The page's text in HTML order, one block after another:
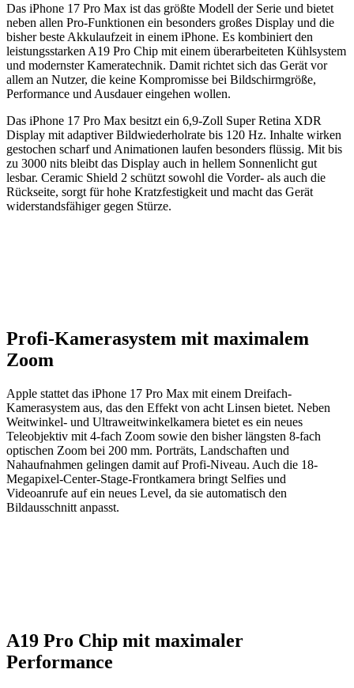
Das iPhone 17 Pro Max ist das größte Modell der Serie und bietet
neben allen Pro-Funktionen ein besonders großes Display und die
bisher beste Akkulaufzeit in einem iPhone. Es kombiniert den
leistungsstarken A19 Pro Chip mit einem überarbeiteten Kühlsystem
und modernster Kameratechnik. Damit richtet sich das Gerät vor
allem an Nutzer, die keine Kompromisse bei Bildschirmgröße,
Performance und Ausdauer eingehen wollen.
Das iPhone 17 Pro Max besitzt ein 6,9-Zoll Super Retina XDR
Display mit adaptiver Bildwiederholrate bis 120 Hz. Inhalte wirken
gestochen scharf und Animationen laufen besonders flüssig. Mit bis
zu 3000 nits bleibt das Display auch in hellem Sonnenlicht gut
lesbar. Ceramic Shield 2 schützt sowohl die Vorder- als auch die
Rückseite, sorgt für hohe Kratzfestigkeit und macht das Gerät
widerstandsfähiger gegen Stürze.
Profi-Kamerasystem mit maximalem
Zoom
Apple stattet das iPhone 17 Pro Max mit einem Dreifach-
Kamerasystem aus, das den Effekt von acht Linsen bietet. Neben
Weitwinkel- und Ultraweitwinkelkamera bietet es ein neues
Teleobjektiv mit 4-fach Zoom sowie den bisher längsten 8-fach
optischen Zoom bei 200 mm. Porträts, Landschaften und
Nahaufnahmen gelingen damit auf Profi-Niveau. Auch die 18-
Megapixel-Center-Stage-Frontkamera bringt Selfies und
Videoanrufe auf ein neues Level, da sie automatisch den
Bildausschnitt anpasst.
A19 Pro Chip mit maximaler
Performance